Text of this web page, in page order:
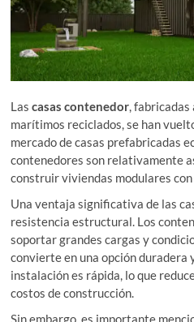
Lascasas contenedor,
marítimos reciclados, se han
mercado de casas prefabricadas
contenedores son relativamente
construir viviendas modulares
Una ventaja significativa de las
resistencia estructural. Los
soportar grandes cargas y
convierte en una opción duradera
instalación es rápida, lo que
costos de construcción.
Sin embargo, es importante